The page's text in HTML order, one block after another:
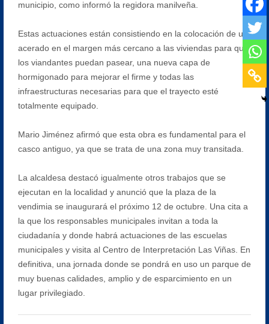
municipio, como informó la regidora manilveña.
Estas actuaciones están consistiendo en la colocación de un
acerado en el margen más cercano a las viviendas para que
los viandantes puedan pasear, una nueva capa de
hormigonado para mejorar el firme y todas las
infraestructuras necesarias para que el trayecto esté
totalmente equipado.
Mario Jiménez afirmó que esta obra es fundamental para el
casco antiguo, ya que se trata de una zona muy transitada.
La alcaldesa destacó igualmente otros trabajos que se
ejecutan en la localidad y anunció que la plaza de la
vendimia se inaugurará el próximo 12 de octubre. Una cita a
la que los responsables municipales invitan a toda la
ciudadanía y donde habrá actuaciones de las escuelas
municipales y visita al Centro de Interpretación Las Viñas. En
definitiva, una jornada donde se pondrá en uso un parque de
muy buenas calidades, amplio y de esparcimiento en un
lugar privilegiado.